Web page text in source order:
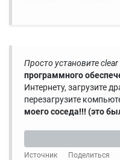
Просто установите
программного
Интернету, загрузите
перезагрузите
моего соседа!!! (это
Источник
Поделиться